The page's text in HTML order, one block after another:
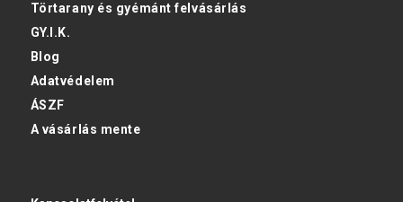
Törtarany és gyémánt felvásárlás
GY.I.K.
Blog
Adatvédelem
ÁSZF
A vásárlás mente